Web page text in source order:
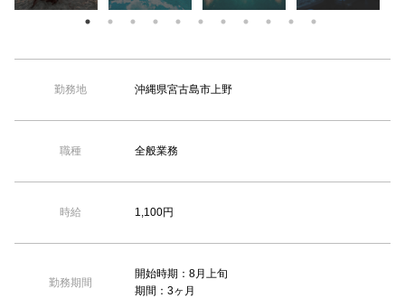
勤務地 沖縄県宮古島市上野
職種 全般業務
時給 1,100円
勤務期間
開始時期：8月上旬
期間：3ヶ月